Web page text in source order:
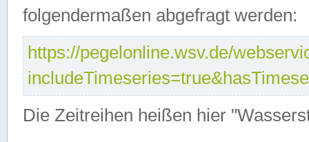
folgendermaßen abgefragt werden:
https://pegelonline.wsv.de/
Die Zeitreihen heißen hier